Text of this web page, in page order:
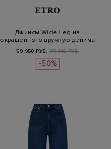
ETRO
Джинсы Wide Leg из
окрашенного вручную денима
с кожано…
59 950 РУБ. 119 900 РУБ.
-50%